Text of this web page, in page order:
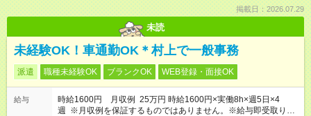
掲載日：2026.07.29
未読
未経験OK！車通勤OK＊村上で一般事務
派遣 職種未経験OK ブランクOK WEB登録・面接OK
給与
時給1600円 月収例 25万円 時給1600円×実働8h×週5日×4
週 ※月収例を保証するものではありません。※給与即受取りサ